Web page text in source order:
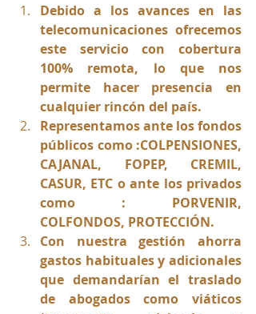
Debido a los avances en las
telecomunicaciones ofrecemos
este servicio con cobertura
100% remota, lo que nos
permite hacer presencia en
cualquier rincón del país.
Representamos ante los fondos
públicos como :COLPENSIONES,
CAJANAL, FOPEP, CREMIL,
CASUR, ETC o ante los privados
como : PORVENIR,
COLFONDOS, PROTECCIÓN.
Con nuestra gestión ahorra
gastos habituales y adicionales
que demandarían el traslado
de abogados como viáticos